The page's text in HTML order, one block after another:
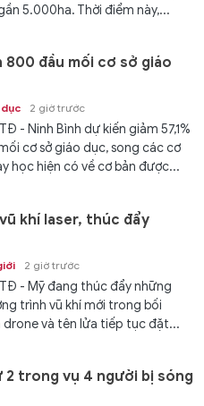
5.000ha. Thời điểm này,...
800 đầu mối cơ sở giáo
2 giờ trước
- Ninh Bình dự kiến giảm 57,1%
cơ sở giáo dục, song các cơ
học hiện có về cơ bản được...
khí laser, thúc đẩy
2 giờ trước
- Mỹ đang thúc đẩy những
trình vũ khí mới trong bối
drone và tên lửa tiếp tục đặt...
trong vụ 4 người bị sóng